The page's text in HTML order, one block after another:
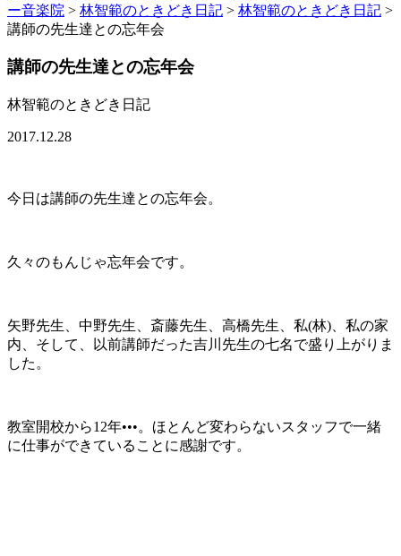
ー音楽院 > 林智範のときどき日記 > 林智範のときどき日記 >
講師の先生達との忘年会
講師の先生達との忘年会
林智範のときどき日記
2017.12.28
今日は講師の先生達との忘年会。
久々のもんじゃ忘年会です。
矢野先生、中野先生、斎藤先生、高橋先生、私(林)、私の家
内、そして、以前講師だった吉川先生の七名で盛り上がりま
した。
教室開校から12年•••。ほとんど変わらないスタッフで一緒
に仕事ができていることに感謝です。